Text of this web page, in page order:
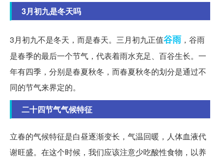
3月初九是冬天吗
3月初九不是冬天，而是春天。三月初九正值谷雨 ，谷雨
是春季的最后一个节气，代表着雨水充足、百谷生长。一
年有四季，分别是春夏秋冬，而春夏秋冬的划分是通过不
同的节气来界定的。
二十四节气气候特征
立春的气候特征是白昼逐渐变长，气温回暖，人体血液代
谢旺盛。在这个时候，我们应该注意少吃酸性食物，以养